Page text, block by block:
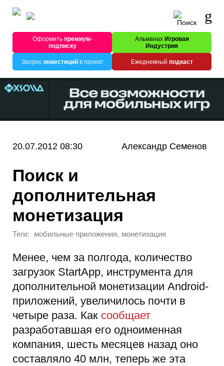
Оформитьпремиум-
подписку
Альманах Игровая
Индустрия
Запрос инвестицийв проект Ежедневный подкаст
20.07.2012 08:30 Александр Семенов
Поиск и
дополнительная
монетизация
Теги: мобильные приложения, монетизация
Менее, чем за полгода, количество
загрузок StartApp, инструмента для
дополнительной монетизации Android-
приложений, увеличилось почти в
четыре раза. Как сообщает
разработавшая его одноименная
компания, шесть месяцев назад оно
составляло 40 млн, теперь же эта